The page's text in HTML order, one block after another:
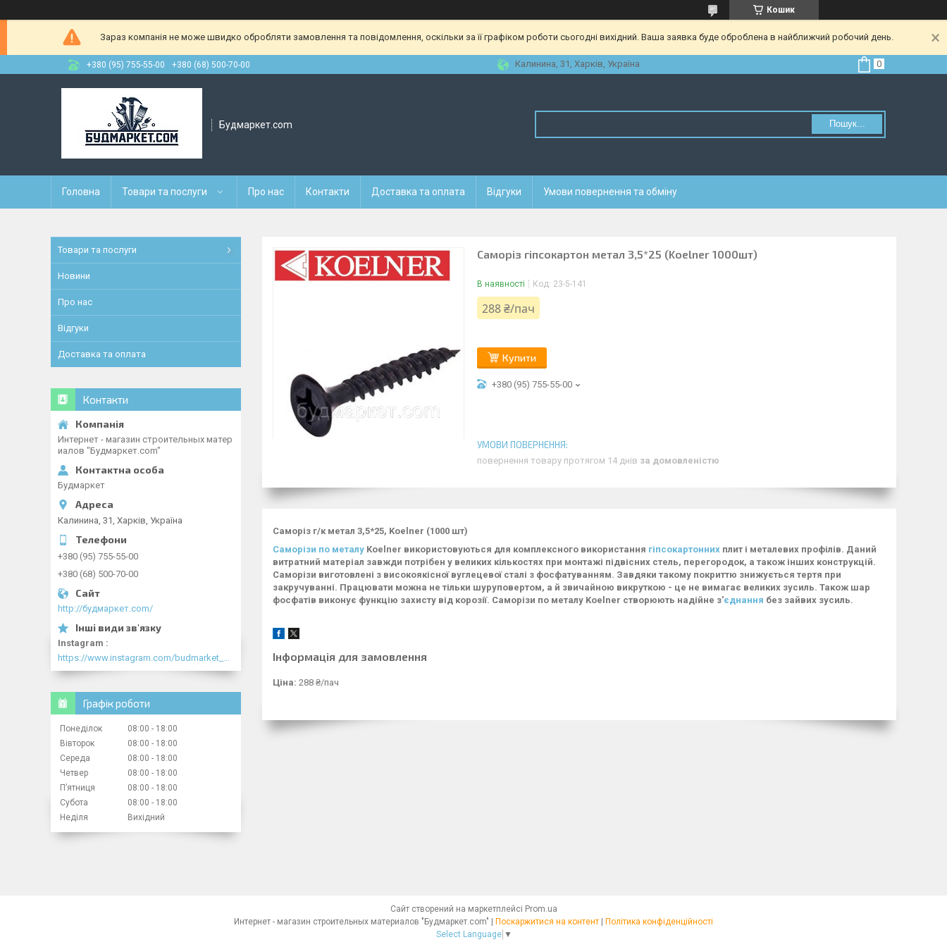
Кошик
Зараз компанія не може швидко обробляти замовлення та повідомлення, оскільки за її графіком роботи сьогодні вихідний. Ваша заявка буде оброблена в найближчий робочий день.
+380 (95) 755-55-00 +380 (68) 500-70-00 Калинина, 31, Харків, Україна
Будмаркет.com Пошук...
Головна Товари та послуги Про нас Контакти Доставка та оплата Відгуки Умови повернення та обміну
Саморіз гіпсокартон метал 3,5*25 (Koelner 1000шт)
В наявності Код: 23-5-141
288 ₴/пач
Купити
+380 (95) 755-55-00
повернення товару протягом 14 днів за домовленістю
Саморіз г/к метал 3,5*25, Koelner (1000 шт)
Саморізи по металу Koelner використовуються для комплексного використання гіпсокартонних плит і металевих профілів. Даний
витратний матеріал завжди потрібен у великих кількостях при монтажі підвісних стель, перегородок, а також інших конструкцій.
Саморізи виготовлені з високоякісної вуглецевої сталі з фосфатуванням. Завдяки такому покриттю знижується тертя при
закручуванні. Працювати можна не тільки шуруповертом, а й звичайною викруткою - це не вимагає великих зусиль. Також шар
фосфатів виконує функцію захисту від корозії. Саморізи по металу Koelner створюють надійне з'єднання без зайвих зусиль.
Інформація для замовлення
Ціна: 288 ₴/пач
Товари та послуги
Новини
Про нас
Відгуки
Доставка та оплата
Контакти
Интернет - магазин строительных матер
иалов "Будмаркет.com"
Будмаркет
Калинина, 31, Харків, Україна
+380 (95) 755-55-00
+380 (68) 500-70-00
http://будмаркет.com/
Instagram
Графік роботи
Понеділок 08:00
18:00
Вівторок
08:00
18:00
Середа
08:00
18:00
Четвер
08:00
18:00
Пʼятниця
08:00
18:00
Субота
08:00
18:00
Неділя
Вихідний
Сайт створений на маркетплейсі Prom.ua
Интернет - магазин строительных материалов "Будмаркет.com" | Поскаржитися на контент | Політика конфіденційності
Select Language ▼